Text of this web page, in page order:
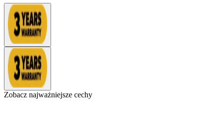
Zobacz najważniejsze cechy